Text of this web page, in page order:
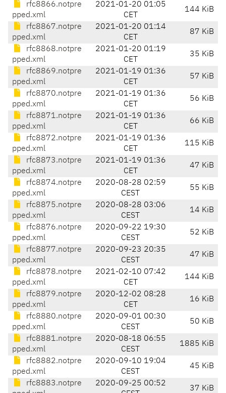
rfc8866.notpre
pped.xml
2021-01-20 01:05
CET
144 KiB
rfc8867.notpre
pped.xml
2021-01-20 01:14
CET
87 KiB
rfc8868.notpre
pped.xml
2021-01-20 01:19
CET
35 KiB
rfc8869.notpre
pped.xml
2021-01-19 01:36
CET
57 KiB
rfc8870.notpre
pped.xml
2021-01-19 01:36
CET
56 KiB
rfc8871.notpre
pped.xml
2021-01-19 01:36
CET
66 KiB
rfc8872.notpre
pped.xml
2021-01-19 01:36
CET
115 KiB
rfc8873.notpre
pped.xml
2021-01-19 01:36
CET
47 KiB
rfc8874.notpre
pped.xml
2020-08-28 02:59
CEST
55 KiB
rfc8875.notpre
pped.xml
2020-08-28 03:06
CEST
14 KiB
rfc8876.notpre
pped.xml
2020-09-22 19:30
CEST
52 KiB
rfc8877.notpre
pped.xml
2020-09-23 20:35
CEST
47 KiB
rfc8878.notpre
pped.xml
2021-02-10 07:42
CET
144 KiB
rfc8879.notpre
pped.xml
2020-12-02 08:28
CET
16 KiB
rfc8880.notpre
pped.xml
2020-09-01 00:30
CEST
50 KiB
rfc8881.notpre
pped.xml
2020-08-18 06:55
CEST
1885 KiB
rfc8882.notpre
pped.xml
2020-09-10 19:04
CEST
45 KiB
rfc8883.notpre
2020-09-25 00:52
37 KiB